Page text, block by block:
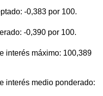
-0,383 por 100.
-0,390 por 100.
interés máximo: 100,389
interés medio ponderado: